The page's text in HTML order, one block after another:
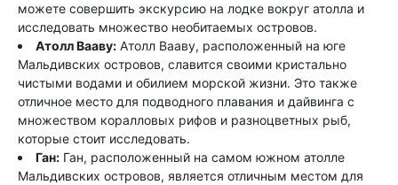
можете совершить экскурсию на лодке вокруг атолла и
исследовать множество необитаемых островов.
Атолл Вааву: Атолл Вааву, расположенный на юге
Мальдивских островов, славится своими кристально
чистыми водами и обилием морской жизни. Это также
отличное место для подводного плавания и дайвинга с
множеством коралловых рифов и разноцветных рыб,
которые стоит исследовать.
Ган: Ган, расположенный на самом южном атолле
Мальдивских островов, является отличным местом для